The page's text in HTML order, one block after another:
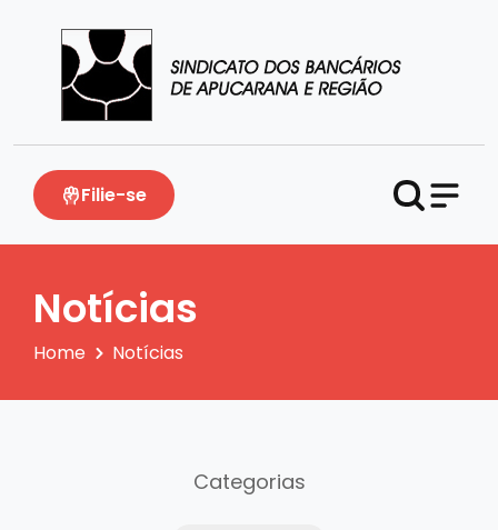
Filie-se
Notícias
Home Notícias
Categorias